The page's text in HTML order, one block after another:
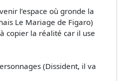
l’espace où gronde la
Le Mariage de Figaro)
copier la réalité car il use
(Dissident, il va